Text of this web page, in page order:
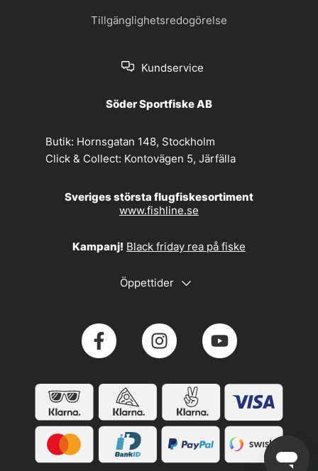
Tillgänglighetsredogörelse
Kundservice
Söder Sportfiske AB
Butik: Hornsgatan 148, Stockholm
Click & Collect: Kontovägen 5, Järfälla
Sveriges största flugfiskesortiment
www.fishline.se
Kampanj! Black friday rea på fiske
Öppettider